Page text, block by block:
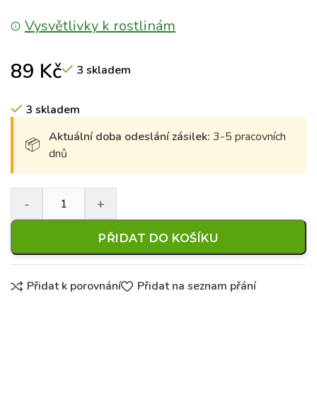
Vysvětlivky k rostlinám
89 Kč 3 skladem
3 skladem
Aktuální doba odeslání zásilek: 3-5 pracovních
dnů
PŘIDAT DO KOŠÍKU
Přidat k porovnání Přidat na seznam přání